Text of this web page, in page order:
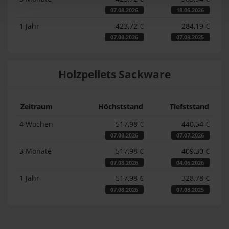
07.08.2026 18.06.2026
1 Jahr 423,72 €
07.08.2026
284,19 €
07.08.2025
Holzpellets Sackware
Zeitraum Höchststand
Tiefststand
4 Wochen
517,98 €
07.08.2026
440,54 €
07.07.2026
3 Monate 517,98 €
07.08.2026
409,30 €
04.06.2026
1 Jahr 517,98 €
07.08.2026
328,78 €
07.08.2025